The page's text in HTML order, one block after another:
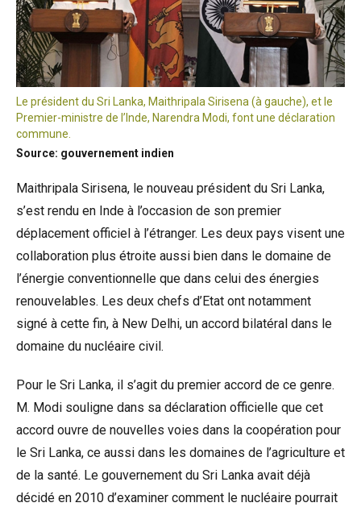
Le président du Sri Lanka, Maithripala Sirisena (à gauche), et le
Premier-ministre de l’Inde, Narendra Modi, font une déclaration
commune.
Source: gouvernement indien
Maithripala Sirisena, le nouveau président du Sri Lanka,
s’est rendu en Inde à l’occasion de son premier
déplacement officiel à l’étranger. Les deux pays visent une
collaboration plus étroite aussi bien dans le domaine de
l’énergie conventionnelle que dans celui des énergies
renouvelables. Les deux chefs d’Etat ont notamment
signé à cette fin, à New Delhi, un accord bilatéral dans le
domaine du nucléaire civil.
Pour le Sri Lanka, il s’agit du premier accord de ce genre.
M. Modi souligne dans sa déclaration officielle que cet
accord ouvre de nouvelles voies dans la coopération pour
le Sri Lanka, ce aussi dans les domaines de l’agriculture et
de la santé. Le gouvernement du Sri Lanka avait déjà
décidé en 2010 d’examiner comment le nucléaire pourrait